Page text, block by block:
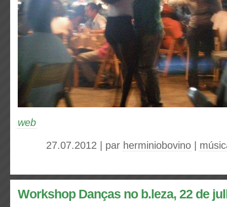
web
27.07.2012 | par herminiobovino
Workshop Danças no b.leza, 22 de